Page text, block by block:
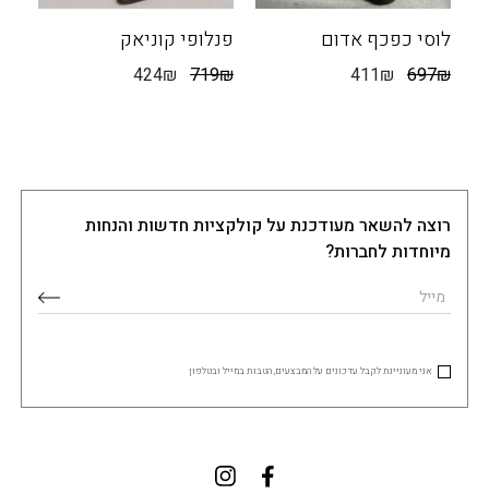
לוסי כפכף אדום
697₪
411₪
פנלופי קוניאק
719₪
424₪
רוצה להשאר מעודכנת על קולקציות חדשות והנחות
מיוחדות לחברות?
אני מעוניינת לקבל עדכונים על המבצעים, הטבות במייל ובטלפון